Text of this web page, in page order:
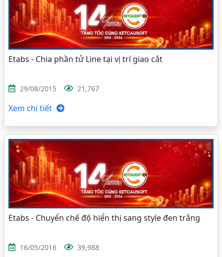
Etabs - Chia phần tử Line tại vị trí giao cắt
29/08/2015 21,767
Xem chi tiết
Etabs - Chuyển chế độ hiển thị sang style đen trắng
16/05/2016 39,988